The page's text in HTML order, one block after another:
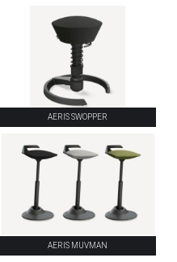
AERIS SWOPPER
AERIS MUVMAN